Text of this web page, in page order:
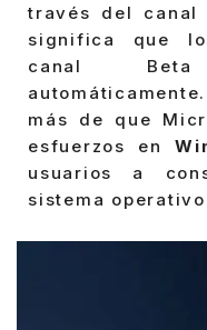
través del canal
significa que
canal
más de que
esfuerzos en
usuarios a
sistema